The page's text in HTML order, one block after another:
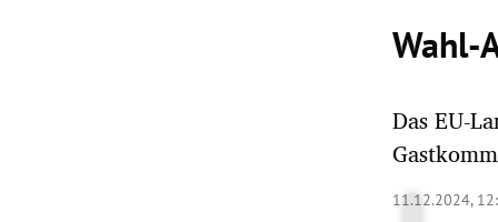
Wahl-
Das EU-
11.12.2024,